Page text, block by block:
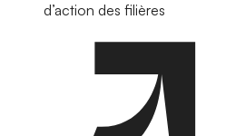
d’action des filières